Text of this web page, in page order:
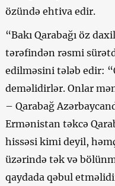
özündə ehtiva edir.
“Bakı Qarabağı öz
tərəfindən rəsmi
edilməsini tələb edir:
deməlidirlər. Onlar
– Qarabağ
Ermənistan təkcə
hissəsi kimi deyil,
üzərində tək və
qaydada qəbul